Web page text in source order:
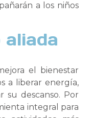
a los niños
aliada
el bienestar
a liberar energía,
su descanso. Por
integral para